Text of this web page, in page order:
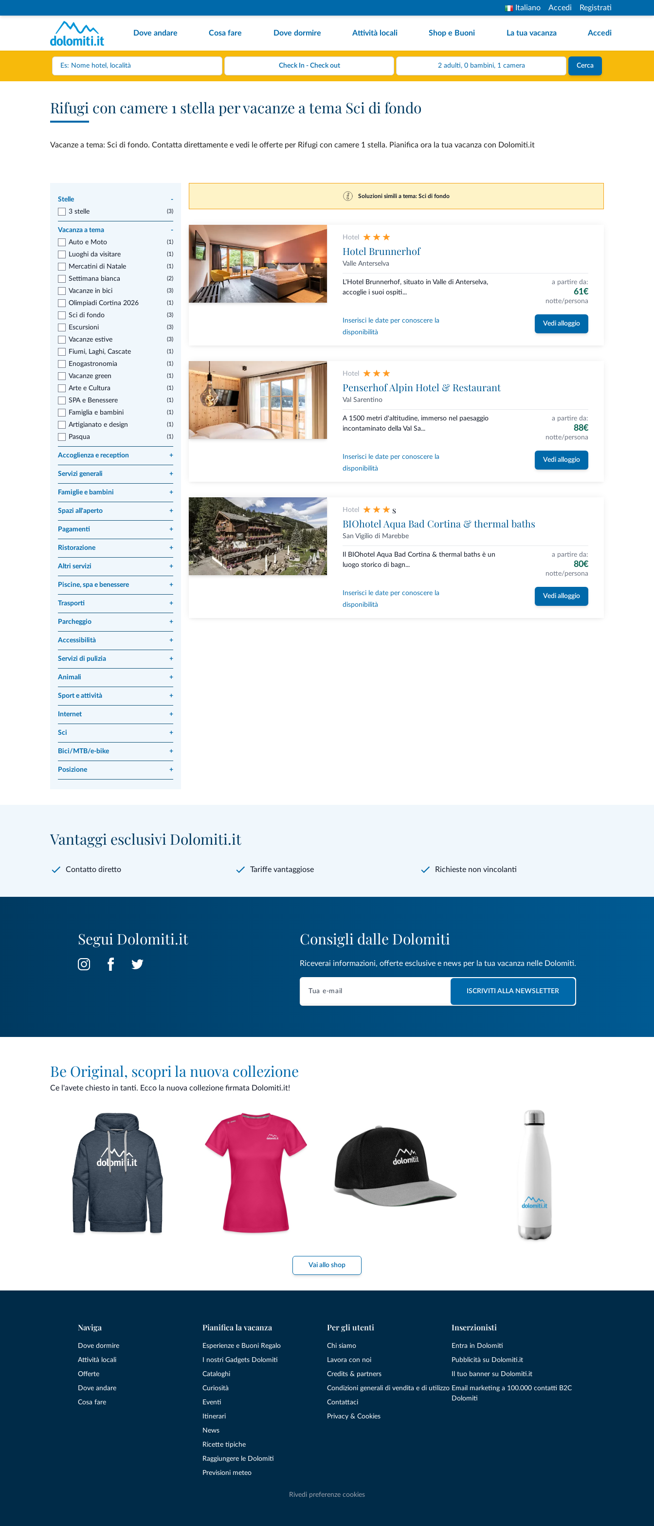
Italiano Accedi Registrati
Dove andare Cosa fare Dove dormire Attività locali Shop e Buoni La tua vacanza Accedi
2 adulti, 0 bambini, 1 camera Cerca
Rifugi con camere 1 stella per vacanze a tema Sci di fondo
Vacanze a tema: Sci di fondo. Contatta direttamente e vedi le offerte per Rifugi con camere 1 stella. Pianifica ora la tua vacanza con Dolomiti.it
Stelle
-
3 stelle
(3)
Vacanza a tema
-
Auto e Moto
(1)
Luoghi da visitare (1)
Mercatini di Natale (1)
Settimana bianca (2)
Vacanze in bici (3)
Olimpiadi Cortina 2026 (1)
Sci di fondo (3)
Escursioni (3)
Vacanze estive (3)
Fiumi, Laghi, Cascate (1)
Enogastronomia (1)
Vacanze green (1)
Arte e Cultura (1)
SPA e Benessere (1)
Famiglia e bambini (1)
Artigianato e design (1)
Pasqua (1)
Accoglienza e reception +
Servizi generali +
Famiglie e bambini +
Spazi all'aperto +
Pagamenti +
Ristorazione +
Altri servizi +
Piscine, spa e benessere +
Trasporti +
Parcheggio +
Accessibilità +
Servizi di pulizia +
Animali +
Sport e attività +
Internet +
Sci +
Bici/MTB/e-bike +
Posizione +
Soluzioni simili a tema: Sci di fondo
Hotel
Hotel Brunnerhof
Valle Anterselva
L'Hotel Brunnerhof, situato in Valle di Anterselva,
accoglie i suoi ospiti...
a partire da:
61€
notte/persona
Inserisci le date per conoscere la
disponibilità
Vedi alloggio
Hotel
Penserhof Alpin Hotel & Restaurant
Val Sarentino
A 1500 metri d'altitudine, immerso nel paesaggio
incontaminato della Val Sa...
a partire da:
88€
notte/persona
Inserisci le date per conoscere la
disponibilità
Vedi alloggio
Hotel s
BIOhotel Aqua Bad Cortina & thermal baths
San Vigilio di Marebbe
Il BIOhotel Aqua Bad Cortina & thermal baths è un
luogo storico di bagn...
a partire da:
80€
notte/persona
Inserisci le date per conoscere la
disponibilità
Vedi alloggio
Vantaggi esclusivi Dolomiti.it
Contatto diretto Tariffe vantaggiose Richieste non vincolanti
Segui Dolomiti.it Consigli dalle Dolomiti
Riceverai informazioni, offerte esclusive e news per la tua vacanza nelle Dolomiti.
ISCRIVITI ALLA NEWSLETTER
Be Original, scopri la nuova collezione
Ce l'avete chiesto in tanti. Ecco la nuova collezione firmata Dolomiti.it!
Vai allo shop
Naviga
Dove dormire
Attività locali
Offerte
Dove andare
Cosa fare
Pianifica la vacanza
Esperienze e Buoni Regalo
I nostri Gadgets Dolomiti
Cataloghi
Curiosità
Eventi
Itinerari
News
Ricette tipiche
Raggiungere le Dolomiti
Previsioni meteo
Per gli utenti
Chi siamo
Lavora con noi
Credits & partners
Condizioni generali di vendita e di utilizzo
Contattaci
Privacy & Cookies
Inserzionisti
Entra in Dolomiti
Pubblicità su Dolomiti.it
Il tuo banner su Dolomiti.it
Email marketing a 100.000 contatti B2C
Dolomiti
Rivedi preferenze cookies